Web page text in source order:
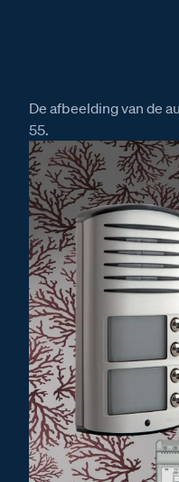
De afbeelding van de
55.